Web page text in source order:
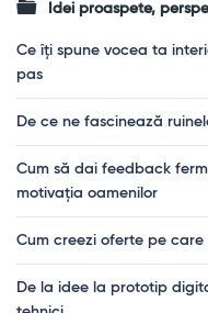
Idei proaspete,
Ce îți spune vocea ta
pas
De ce ne fascinează
Cum să dai feedback
motivația oamenilor
Cum creezi oferte pe
De la idee la prototip